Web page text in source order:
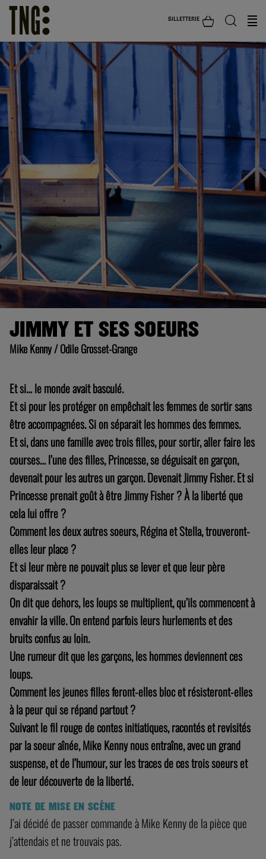
BILLETTERIE
JIMMY ET SES SOEURS
Mike Kenny / Odile Grosset-Grange
Et si… le monde avait basculé.
Et si pour les protéger on empêchait les femmes de sortir sans
être accompagnées. Si on séparait les hommes des femmes.
Et si, dans une famille avec trois filles, pour sortir, aller faire les
courses… l’une des filles, Princesse, se déguisait en garçon,
devenait pour les autres un garçon. Devenait Jimmy Fisher. Et si
Princesse prenait goût à être Jimmy Fisher ? À la liberté que
cela lui offre ?
Comment les deux autres soeurs, Régina et Stella, trouveront-
elles leur place ?
Et si leur mère ne pouvait plus se lever et que leur père
disparaissait ?
On dit que dehors, les loups se multiplient, qu’ils commencent à
envahir la ville. On entend parfois leurs hurlements et des
bruits confus au loin.
Une rumeur dit que les garçons, les hommes deviennent ces
loups.
Comment les jeunes filles feront-elles bloc et résisteront-elles
à la peur qui se répand partout ?
Suivant le fil rouge de contes initiatiques, racontés et revisités
par la soeur aînée, Mike Kenny nous entraîne, avec un grand
suspense, et de l’humour, sur les traces de ces trois soeurs et
de leur découverte de la liberté.
NOTE DE MISE EN SCÈNE
J’ai décidé de passer commande à Mike Kenny de la pièce que
j’attendais et ne trouvais pas.